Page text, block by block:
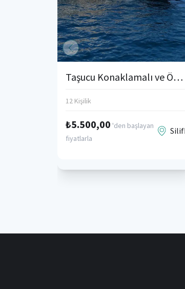
Taşucu Konaklamalı ve Özel Tekne Turu
12 Kişilik
₺5.500,00 'den başlayan
fiyatlarla